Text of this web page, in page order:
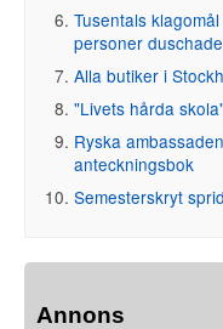
Tusentals
personer duschade
Alla butiker i
"Livets hårda
Ryska
anteckningsbok
Semesterskryt
Annons